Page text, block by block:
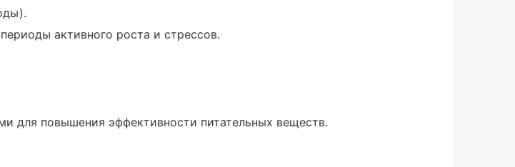
массы.
активного роста и стрессов.
для повышения эффективности питательных веществ.